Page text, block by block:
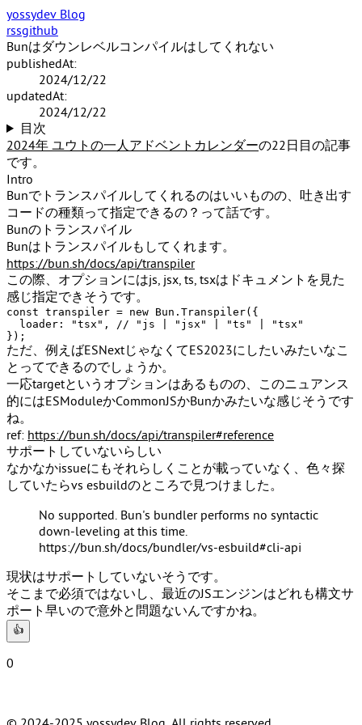
yossydev Blog
rssgithub
Bunはダウンレベルコンパイルはしてくれない
publishedAt:
2024/12/22
updatedAt:
2024/12/22
目次
2024年 ユウトの一人アドベントカレンダーの22日目の記事
です。
Intro
Bunでトランスパイルしてくれるのはいいものの、吐き出す
コードの種類って指定できるの？って話です。
Bunのトランスパイル
Bunはトランスパイルもしてくれます。
https://bun.sh/docs/api/transpiler
この際、オプションにはjs, jsx, ts, tsxはドキュメントを見た
感じ指定できそうです。
const transpiler = new Bun . Transpiler({
loader : "tsx" , // "js | "jsx" | "ts" | "tsx"
ただ、例えばESNextじゃなくてES2023にしたいみたいなこ
とってできるのでしょうか。
一応targetというオプションはあるものの、このニュアンス
的にはESModuleかCommonJSかBunかみたいな感じそうです
ね。
ref: https://bun.sh/docs/api/transpiler#reference
サポートしていないらしい
なかなかissueにもそれらしくことが載っていなく、色々探
していたらvs esbuildのところで見つけました。
No supported. Bun's bundler performs no syntactic
down-leveling at this time.
https://bun.sh/docs/bundler/vs-esbuild#cli-api
現状はサポートしていないそうです。
そこまで必須ではないし、最近のJSエンジンはどれも構文サ
ポート早いので意外と問題ないんですかね。
👍
0